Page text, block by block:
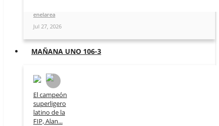
enelarea
Jul 27, 2026
MAÑANA UNO 106-3
El campeón
superligero
latino de la
FIP, Alan...